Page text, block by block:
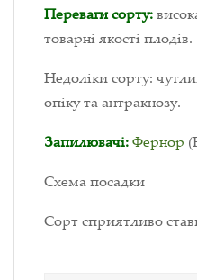
Переваги сорту:
товарні якості плодів.
Недоліки сорту:
опіку та антракнозу.
Запилювачі:Фернор
Схема
Сорт сприятливо